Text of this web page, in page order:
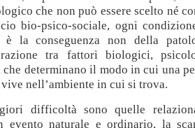
che non può essere scelto né
bio-psico-sociale, ogni
è la conseguenza non della
tra fattori biologici,
determinano il modo in cui una
vive nell’ambiente in cui si trova.
difficoltà sono quelle
evento naturale e ordinario, la